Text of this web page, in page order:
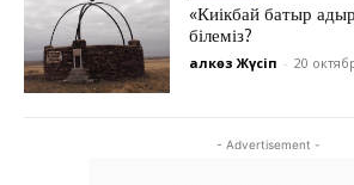
- Advertisement -
«Киікбай батыр
білеміз?
Қалкөз Жүсіп - 20